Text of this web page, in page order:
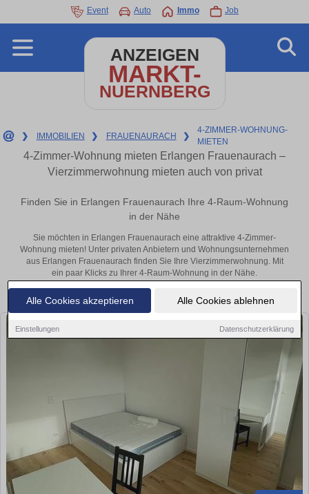
Alle Cookies akzeptieren Alle Cookies ablehnen
Einstellungen Datenschutzerklärung
Event Auto Immo Job
ANZEIGEN
MARKT-
NUERNBERG
❯ IMMOBILIEN ❯ FRAUENAURACH ❯
4-ZIMMER-WOHNUNG-
MIETEN
4-Zimmer-Wohnung mieten Erlangen Frauenaurach –
Vierzimmerwohnung mieten auch von privat
Finden Sie in Erlangen Frauenaurach Ihre 4-Raum-Wohnung
in der Nähe
Sie möchten in Erlangen Frauenaurach eine attraktive 4-Zimmer-
Wohnung mieten! Unter privaten Anbietern und Wohnungsunternehmen
aus Erlangen Frauenaurach finden Sie Ihre Vierzimmerwohnung. Mit
ein paar Klicks zu Ihrer 4-Raum-Wohnung in der Nähe.
Aktuelle Wohnung zum mieten